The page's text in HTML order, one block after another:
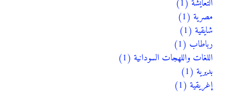
التعايشة (1)
مصرية (1)
شايقية (1)
رباطاب (1)
اللغات واللهجات السودانية (1)
بديرية (1)
إغريقية (1)